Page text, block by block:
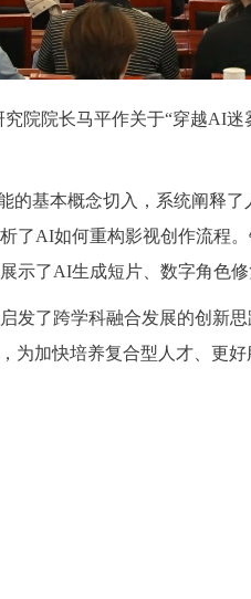
院院长马平作关于“穿越AI
的基本概念切入，系统阐释
了AI如何重构影视创作流程
了AI生成短片、数字角色修
发了跨学科融合发展的创新
加快培养复合型人才、更